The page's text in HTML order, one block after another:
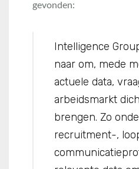
gevonden:
Intelligence
naar om, mede
actuele data,
arbeidsmarkt
brengen. Zo
recruitment-,